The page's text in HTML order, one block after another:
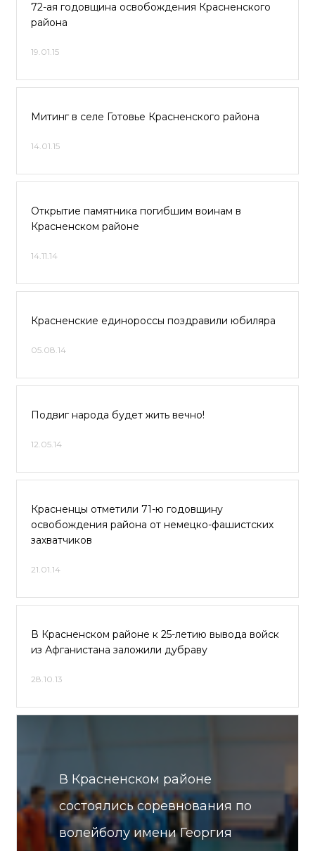
72-ая годовщина освобождения Красненского
района
19.01.15
Митинг в селе Готовье Красненского района
14.01.15
Открытие памятника погибшим воинам в
Красненском районе
14.11.14
Красненские единороссы поздравили юбиляра
05.08.14
Подвиг народа будет жить вечно!
12.05.14
Красненцы отметили 71-ю годовщину
освобождения района от немецко-фашистских
захватчиков
21.01.14
В Красненском районе к 25-летию вывода войск
из Афганистана заложили дубраву
28.10.13
В Красненском районе
состоялись соревнования по
волейболу имени Георгия